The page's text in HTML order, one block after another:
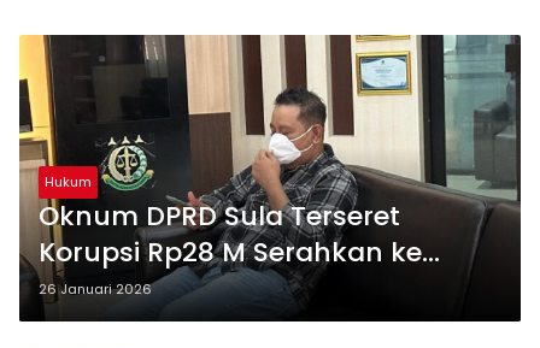
Hukum
Oknum DPRD Sula Terseret
Korupsi Rp28 M Serahkan ke
Kejati Malut
26 Januari 2026